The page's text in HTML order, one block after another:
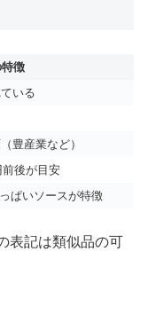
徴
いる
豊産業など）
前後が目安
ぱいソースが特徴
表記は類似品の可